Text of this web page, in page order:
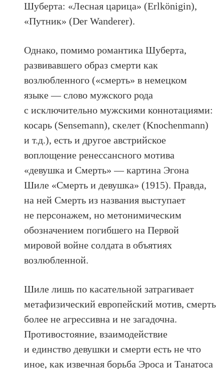
Шуберта: «Лесная царица» (Erlkönigin),
«Путник» (Der Wanderer).
Однако, помимо романтика Шуберта,
развивавшего образ смерти как
возлюбленного («смерть» в немецком
языке — слово мужского рода
с исключительно мужскими коннотациями:
косарь (Sensemann), скелет (Knochenmann)
и т.д.), есть и другое австрийское
воплощение ренессансного мотива
«девушка и Смерть» — картина Эгона
Шиле «Смерть и девушка» (1915). Правда,
на ней Смерть из названия выступает
не персонажем, но метонимическим
обозначением погибшего на Первой
мировой войне солдата в объятиях
возлюбленной.
Шиле лишь по касательной затрагивает
метафизический европейский мотив, смерть
более не агрессивна и не загадочна.
Противостояние, взаимодействие
и единство девушки и смерти есть не что
иное, как извечная борьба Эроса и Танатоса